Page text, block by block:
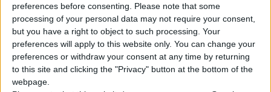
preferences before consenting.
Please note that some
processing of your personal data may not require your consent,
but you have a right to object to such processing. Your
preferences will apply to this website only. You can change your
preferences or withdraw your consent at any time by returning
to this site and clicking the "Privacy" button at the bottom of the
webpage.
17/10/2011
Π.Φ.Σ.: Πρόσκληση για συμμετοχή στην απεργία της 19ης
Οκτωβρίου
Καθολική συμμετοχή των φαρμακευτικών συλλόγων